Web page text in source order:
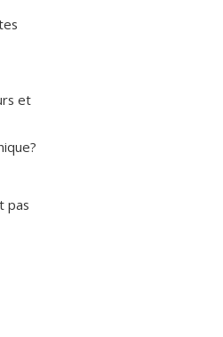
et
pas